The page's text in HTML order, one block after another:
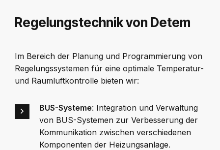
Regelungstechnik von Detem
Im Bereich der Planung und Programmierung von
Regelungssystemen für eine optimale Temperatur-
und Raumluftkontrolle bieten wir:
BUS-Systeme: Integration und Verwaltung
von BUS-Systemen zur Verbesserung der
Kommunikation zwischen verschiedenen
Komponenten der Heizungsanlage.